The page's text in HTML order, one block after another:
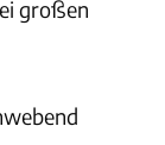
großen